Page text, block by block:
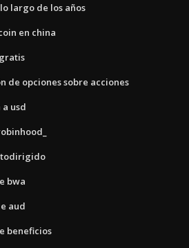
largo de los años
en china
de opciones sobre acciones
usd
bwa
aud
beneficios